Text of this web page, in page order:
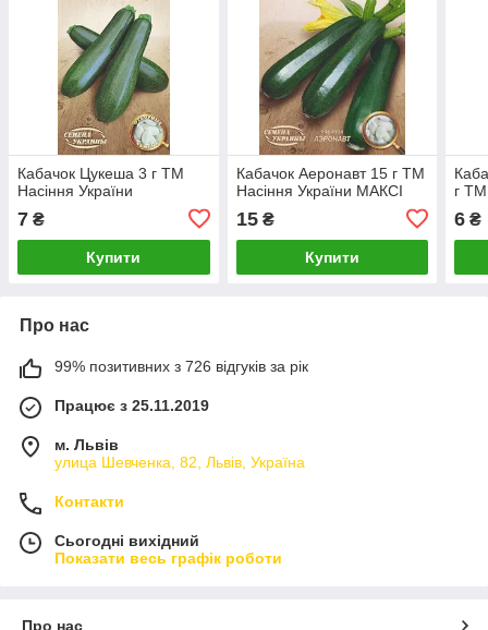
Кабачок Цукеша 3 г ТМ
Насіння України
7 ₴
Купити
Кабачок Аеронавт 15 г ТМ
Насіння України МАКСІ
15₴
Купити
г ТМ
6 ₴
Про нас
99% позитивних з 726 відгуків за рік
Працює з 25.11.2019
м. Львів
улица Шевченка, 82, Львів, Україна
Контакти
Сьогодні вихідний
Показати весь графік роботи
Про нас